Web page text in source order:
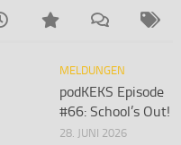
MELDUNGEN
podKEKS Episode
#66: School’s Out!
28. JUNI 2026